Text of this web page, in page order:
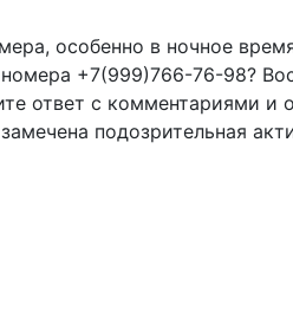
особенно в ночное
+7(999)766-76-98?
ответ с комментариями и
подозрительная